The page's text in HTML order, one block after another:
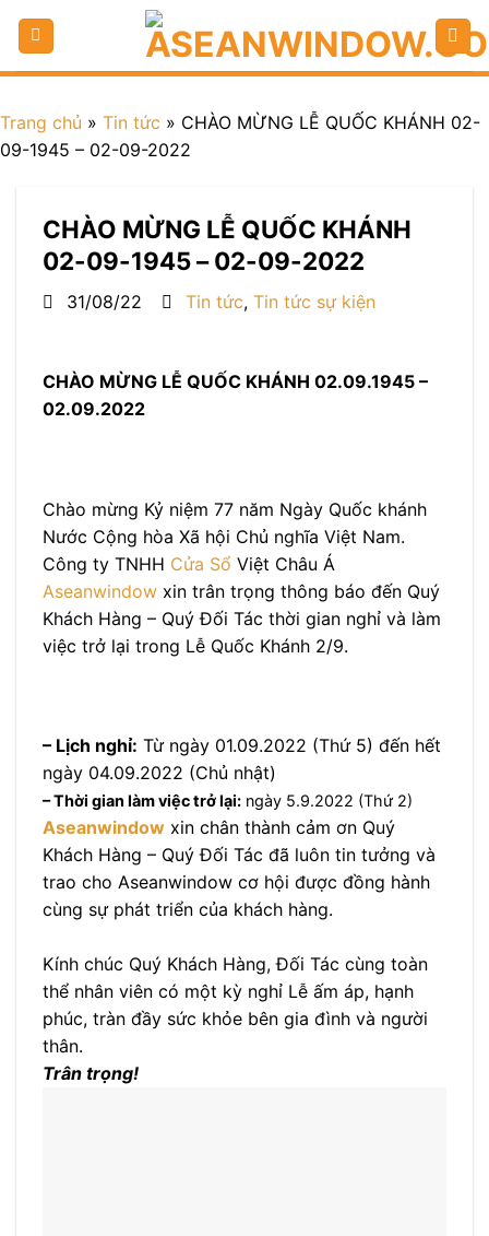
Trang chủ » Tin tức » CHÀO MỪNG LỄ QUỐC KHÁNH 02-
09-1945 – 02-09-2022
CHÀO MỪNG LỄ QUỐC KHÁNH
02-09-1945 – 02-09-2022
31/08/22 Tin tức, Tin tức sự kiện
CHÀO MỪNG LỄ QUỐC KHÁNH 02.09.1945 –
02.09.2022
Chào mừng Kỷ niệm 77 năm Ngày Quốc khánh
Nước Cộng hòa Xã hội Chủ nghĩa Việt Nam.
Công ty TNHH Cửa Sổ Việt Châu Á
Aseanwindow xin trân trọng thông báo đến Quý
Khách Hàng – Quý Đối Tác thời gian nghỉ và làm
việc trở lại trong Lễ Quốc Khánh 2/9.
– Lịch nghỉ: Từ ngày 01.09.2022 (Thứ 5) đến hết
ngày 04.09.2022 (Chủ nhật)
– Thời gian làm việc trở lại: ngày 5.9.2022 (Thứ 2)
Aseanwindow xin chân thành cảm ơn Quý
Khách Hàng – Quý Đối Tác đã luôn tin tưởng và
trao cho Aseanwindow cơ hội được đồng hành
cùng sự phát triển của khách hàng.
Kính chúc Quý Khách Hàng, Đối Tác cùng toàn
thể nhân viên có một kỳ nghỉ Lễ ấm áp, hạnh
phúc, tràn đầy sức khỏe bên gia đình và người
thân.
Trân trọng!